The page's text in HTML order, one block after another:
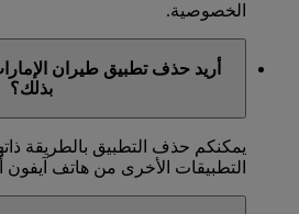
الخصوصية.
أريد حذف تطبيق طيران
بذلك؟
يمكنكم حذف التطبيق بالطريقة
التطبيقات الأخرى من هاتف آيفون